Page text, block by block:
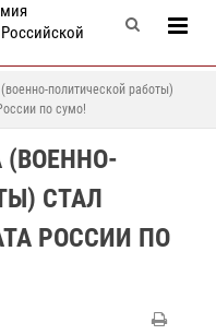
политической работы)
по сумо!
(ВОЕННО-
СТАЛ
РОССИИ ПО